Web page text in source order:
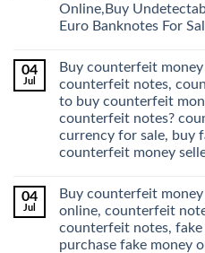
Online,Buy
Euro Banknotes For
04
Jul
Buy counterfeit
counterfeit notes,
to buy counterfeit
counterfeit notes?
currency for sale, buy
counterfeit money
04
Jul
Buy counterfeit
online, counterfeit
counterfeit notes,
purchase fake money